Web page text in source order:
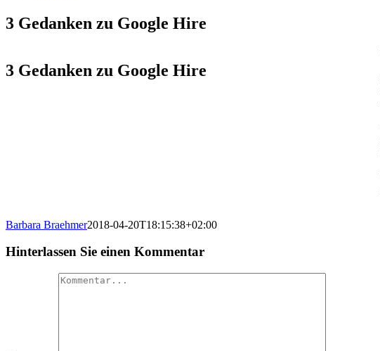
3 Gedanken zu Google Hire
3 Gedanken zu Google Hire
Barbara Braehmer2018-04-20T18:15:38+02:00
Hinterlassen Sie einen Kommentar